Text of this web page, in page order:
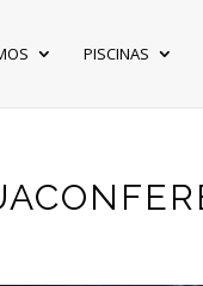
PISCINAS